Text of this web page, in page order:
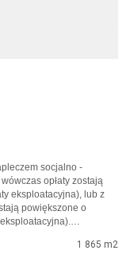
socjalno -
opłaty zostają
eksploatacyjna), lub z
powiększone o
1 865 m2